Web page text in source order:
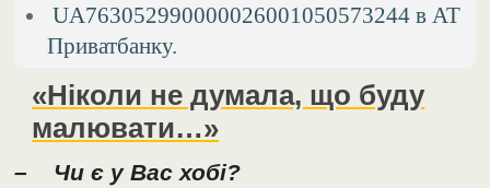
UA763052990000026001050573244 в АТ
Приватбанку.
«Ніколи не думала, що буду
малювати…»
– Чи є у Вас хобі?